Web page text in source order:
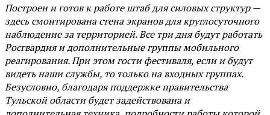
Построен и готов к работе штаб для силовых структур —
здесь смонтирована стена экранов для круглосуточного
наблюдение за территорией. Все три дня будут работать
Росгвардия и дополнительные группы мобильного
реагирования. При этом гости фестиваля, если и будут
видеть наши службы, то только на входных группах.
Безусловно, благодаря поддержке правительства
Тульской области будет задействована и